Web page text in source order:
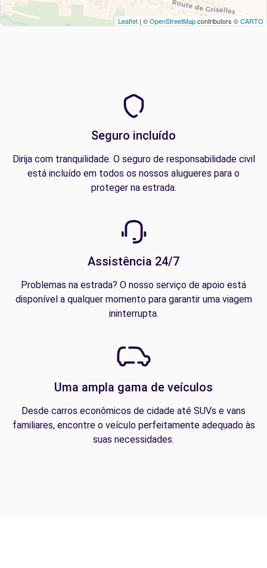
Leaflet | ©OpenStreetMapcontributors ©CARTO
Seguro incluído
Dirija com tranquilidade. O seguro de responsabilidade civil
está incluído em todos os nossos alugueres para o
proteger na estrada.
Assistência 24/7
Problemas na estrada? O nosso serviço de apoio está
disponível a qualquer momento para garantir uma viagem
ininterrupta.
Uma ampla gama de veículos
Desde carros econômicos de cidade até SUVs e vans
familiares, encontre o veículo perfeitamente adequado às
suas necessidades.